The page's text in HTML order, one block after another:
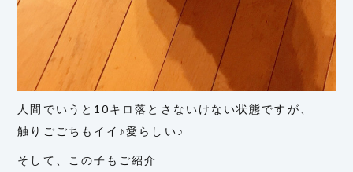
人間でいうと10キロ落とさないけない状態ですが、
触りごごちもイイ♪愛らしい♪
そして、この子もご紹介